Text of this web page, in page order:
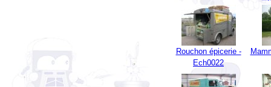
Rouchon épicerie -
Ech0022